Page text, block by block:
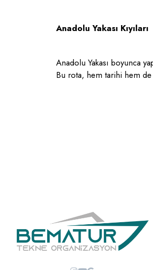
Anadolu Yakası Kıyıları
Anadolu Yakası boyunca
Bu rota, hem tarihi hem